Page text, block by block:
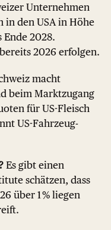
Unternehmen
den USA in Höhe
2028.
2026 erfolgen.
macht
beim Marktzugang
für US-Fleisch
US-Fahrzeug-
Es gibt einen
schätzen, dass
über 1 % liegen